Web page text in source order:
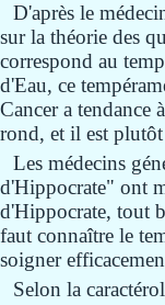
D'après le
sur la théorie des
correspond au
d'Eau, ce
Cancer a
rond, et il est
Les médecins
d'Hippocrate" ont
d'Hippocrate, tout
faut connaître le
soigner
Selon la